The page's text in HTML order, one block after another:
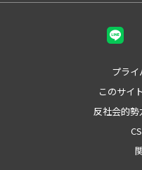
三重トヨタ自動車株式会社
プラ
このサイ
反社会的